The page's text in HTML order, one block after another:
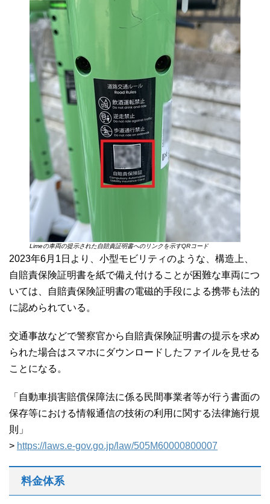
Limeの車両の提示された自賠責証明書へのリンクを示すQRコード
2023年6月1日より、小型モビリティのような、構造上、
自賠責保険証明書を紙で備え付けることが困難な車両につ
いては、自賠責保険証明書の電磁的手段による携帯も法的
に認められている。
交通事故などで警察官から自賠責保険証明書の提示を求め
られた場合はスマホにダウンロードしたファイルを見せる
ことになる。
「自動車損害賠償保障法に係る民間事業者等が行う書面の
保存等における情報通信の技術の利用に関する法律施行規
則」
> https://laws.e-gov.go.jp/law/505M60000800007
料金体系